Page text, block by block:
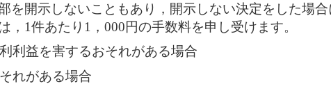
を開示しないこともあり，開示しない決定をした場
1件あたり1，000円の手数料を申し受けます。
利益を害するおそれがある場合
れがある場合